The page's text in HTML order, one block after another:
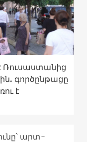
Ռուսաստանից
գործընթացը
է
արտ-